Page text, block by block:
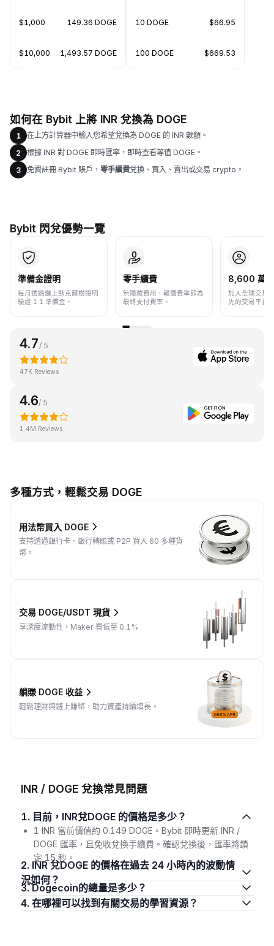
$1,000 149.36 DOGE
$10,000 1,493.57 DOGE
10 DOGE $66.95
100 DOGE $669.53
如何在 Bybit 上將 INR 兌換為 DOGE
1
在上方計算器中輸入您希望兌換為 DOGE 的 INR 數額。
2
根據 INR 對 DOGE 即時匯率，即時查看等值 DOGE。
3
免費註冊 Bybit 賬戶， 零手續費兌換、買入、賣出或交易 crypto。
Bybit 閃兌優勢一覽
準備金證明
每月透過鏈上默克爾樹證明
驗證 1:1 準備金。
零手續費
無隱藏費用，報價費率即為
最終支付費率。
8,600 萬+
加入全球交易
先的交易平臺
4.7/ 5
47K Reviews
4.6/ 5
1.4M Reviews
多種方式，輕鬆交易 DOGE
用法幣買入 DOGE
支持透過銀行卡、銀行轉賬或 P2P 買入 60 多種貨
幣。
交易 DOGE/USDT 現貨
享深度流動性，Maker 費低至 0.1%
躺賺 DOGE 收益
輕鬆理財與鏈上賺幣，助力資產持續增長。
INR / DOGE 兌換常見問題
1. 目前，INR兌DOGE 的價格是多少？
1 INR 當前價值約 0.149 DOGE。Bybit 即時更新 INR /
DOGE 匯率，且免收兌換手續費。確認兌換後，匯率將鎖
定 15 秒。
2. INR 兌DOGE 的價格在過去 24 小時內的波動情
況如何？
3. Dogecoin的總量是多少？
4. 在哪裡可以找到有關交易的學習資源？